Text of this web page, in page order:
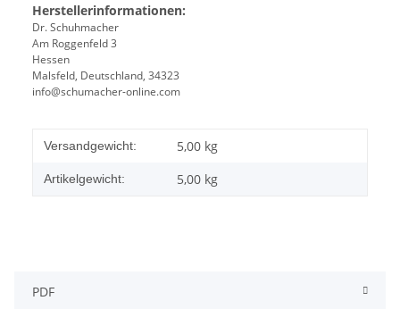
Herstellerinformationen:
Dr. Schuhmacher
Am Roggenfeld 3
Hessen
Malsfeld, Deutschland, 34323
info@schumacher-online.com
Versandgewicht: 5,00 kg
Artikelgewicht: 5,00 kg
PDF